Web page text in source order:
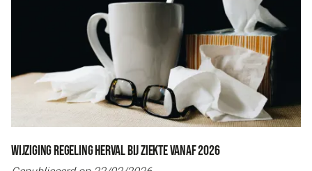
WIJZIGING REGELING HERVAL BIJ ZIEKTE VANAF 2026